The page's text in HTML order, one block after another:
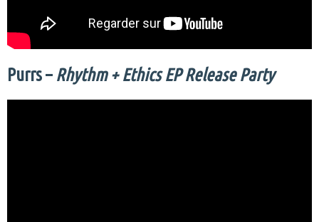
Purrs – Rhythm + Ethics EP Release Party